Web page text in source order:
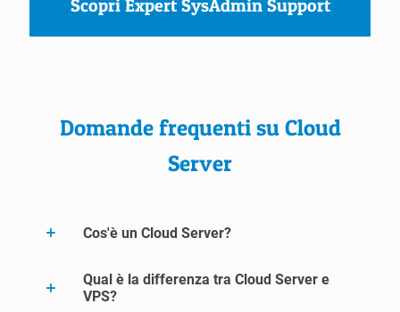
Scopri Expert SysAdmin Support
Domande frequenti su Cloud
Server
Cos'è un Cloud Server?
Qual è la differenza tra Cloud Server e
VPS?